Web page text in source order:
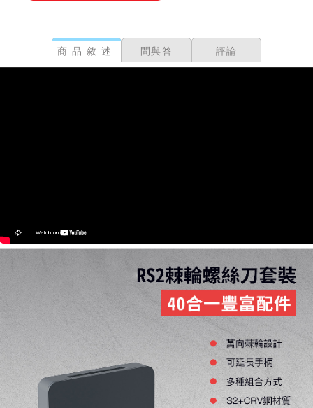
商品敘述 問與答 評論